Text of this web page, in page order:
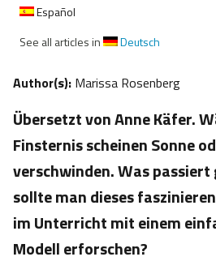
Español
See all articles in
Deutsch
Author(s): Marissa Rosenberg
Übersetzt von Anne Käfer.
Finsternis scheinen Sonne
verschwinden. Was passiert
sollte man dieses
im Unterricht mit einem
Modell erforschen?